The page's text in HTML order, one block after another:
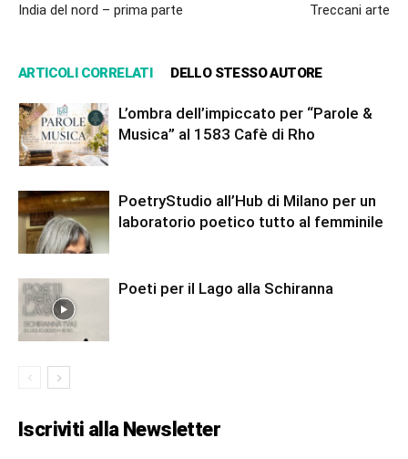
India del nord – prima parte Treccani arte
ARTICOLI CORRELATI DELLO STESSO AUTORE
L’ombra dell’impiccato per “Parole &
Musica” al 1583 Cafè di Rho
PoetryStudio all’Hub di Milano per un
laboratorio poetico tutto al femminile
Poeti per il Lago alla Schiranna
Iscriviti alla Newsletter